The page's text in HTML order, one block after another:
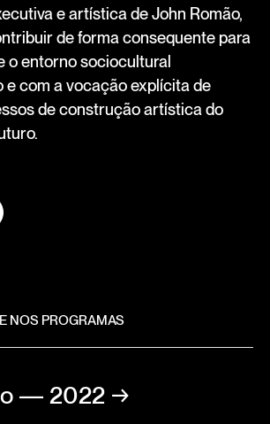
e artística de John Romão,
de forma consequente para
o entorno sociocultural
e com a vocação explícita de
de construção artística do
NOS PROGRAMAS
— 2022 →